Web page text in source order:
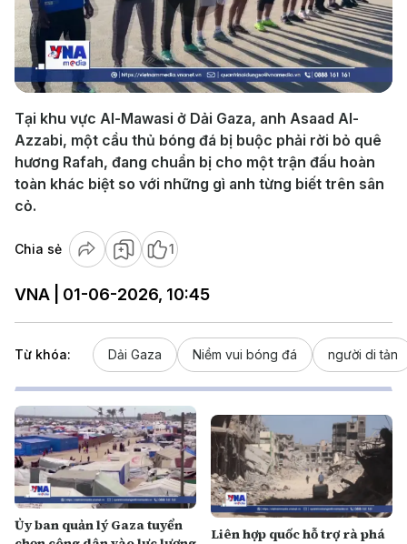
Play
Video
Tại khu vực Al-Mawasi ở Dải Gaza, anh Asaad Al-
Azzabi, một cầu thủ bóng đá bị buộc phải rời bỏ quê
hương Rafah, đang chuẩn bị cho một trận đấu hoàn
toàn khác biệt so với những gì anh từng biết trên sân
cỏ.
Chia sẻ 1
VNA | 01-06-2026, 10:45
Từ khóa: Dải Gaza Niềm vui bóng đá người di tản
Ủy ban quản lý Gaza tuyển
Liên hợp quốc hỗ trợ rà phá